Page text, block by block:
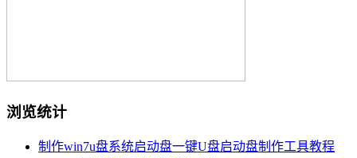
浏览统计
制作win7u盘系统启动盘一键U盘启动盘制作工具教程